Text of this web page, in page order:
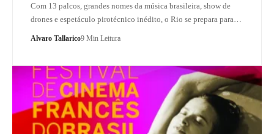
Com 13 palcos, grandes nomes da música brasileira, show de
drones e espetáculo pirotécnico inédito, o Rio se prepara para…
Alvaro Tallarico9 Min Leitura